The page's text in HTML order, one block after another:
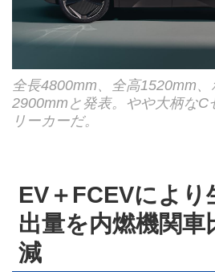
全長4800mm、全高1520mm
2900mmと発表。やや大柄なC
リーカーだ。
EV＋FCEVにより
出量を内燃機関車
減